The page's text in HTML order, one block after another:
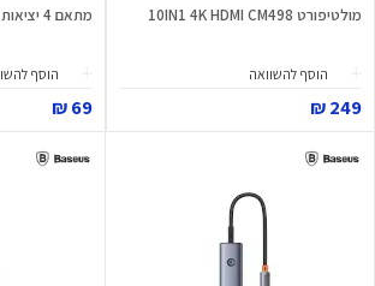
מולטיפורט 10IN1 4K HDMI CM498
הוסף להשוואה
249 ₪
מתאם 4 יציאות CM219
הוסף
69 ₪